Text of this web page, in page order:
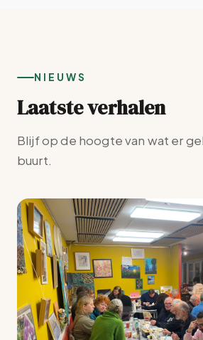
NIEUWS
Laatste verhalen
Blijf op de hoogte van wat er
buurt.